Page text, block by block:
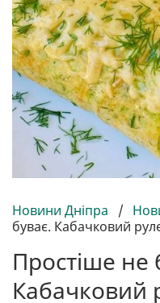
Новини Дніпра /
буває. Кабачковий
Простіше не
Кабачковий